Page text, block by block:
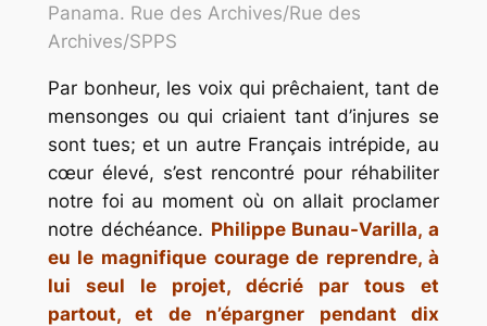
Panama. Rue des Archives/Rue des
Archives/SPPS
Par bonheur, les voix qui prêchaient, tant de
mensonges ou qui criaient tant d’injures se
sont tues; et un autre Français intrépide, au
cœur élevé, s’est rencontré pour réhabiliter
notre foi au moment où on allait proclamer
notre déchéance. Philippe Bunau-Varilla, a
eu le magnifique courage de reprendre, à
lui seul le projet, décrié par tous et
partout, et de n’épargner pendant dix